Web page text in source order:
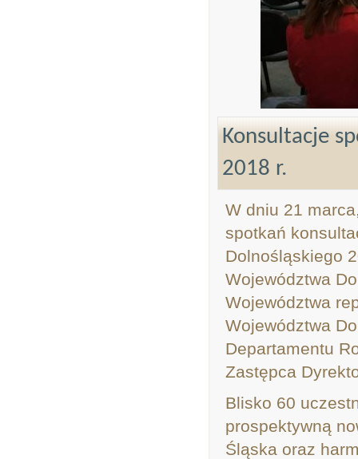
Konsultacje
2018 r.
W dniu 21
spotkań
Dolnośląskiego
Województwa
Województwa
Województwa
Departamentu
Zastępca
Blisko 60
prospektywną
Śląska oraz